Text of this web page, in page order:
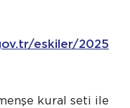
eskiler/2025/
kural seti ile